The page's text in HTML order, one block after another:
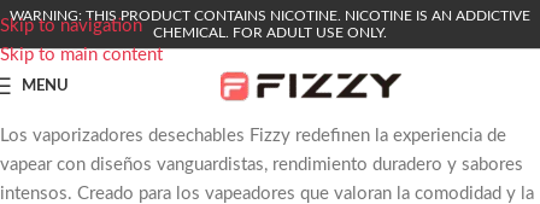
Skip to navigation
Skip to main content
WARNING: THIS PRODUCT CONTAINS NICOTINE. NICOTINE IS AN ADDICTIVE
CHEMICAL. FOR ADULT USE ONLY.
MENU
Los vaporizadores desechables Fizzy redefinen la experiencia de
vapear con diseños vanguardistas, rendimiento duradero y sabores
intensos. Creado para los vapeadores que valoran la comodidad y la